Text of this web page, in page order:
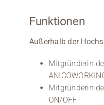
Funktionen
Außerhalb der
Mitgründerin
Mitgründerin
ON/OFF